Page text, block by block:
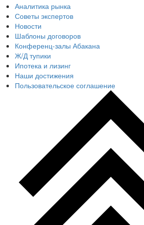
Аналитика рынка
Советы экспертов
Новости
Шаблоны договоров
Конференц-залы Абакана
Ж/Д тупики
Ипотека и лизинг
Наши достижения
Пользовательское соглашение